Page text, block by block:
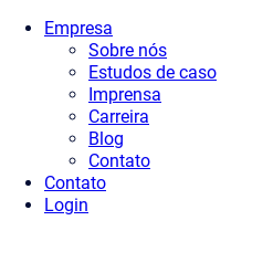
Empresa
Sobre nós
Estudos de caso
Imprensa
Carreira
Blog
Contato
Contato
Login